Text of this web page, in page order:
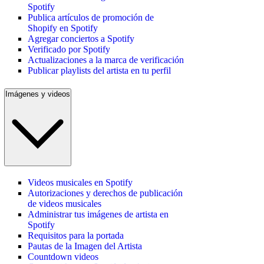
Spotify
Publica artículos de promoción de
Shopify en Spotify
Agregar conciertos a Spotify
Verificado por Spotify
Actualizaciones a la marca de verificación
Publicar playlists del artista en tu perfil
Imágenes y videos
Videos musicales en Spotify
Autorizaciones y derechos de publicación
de videos musicales
Administrar tus imágenes de artista en
Spotify
Requisitos para la portada
Pautas de la Imagen del Artista
Countdown videos